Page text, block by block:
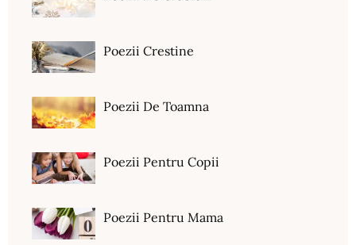
Poezii Crestine
Poezii De Toamna
Poezii Pentru Copii
Poezii Pentru Mama